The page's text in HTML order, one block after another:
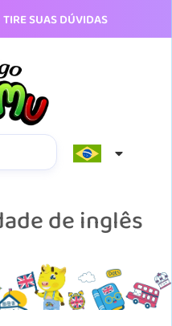
TIRE SUAS DÚVIDAS
de inglês